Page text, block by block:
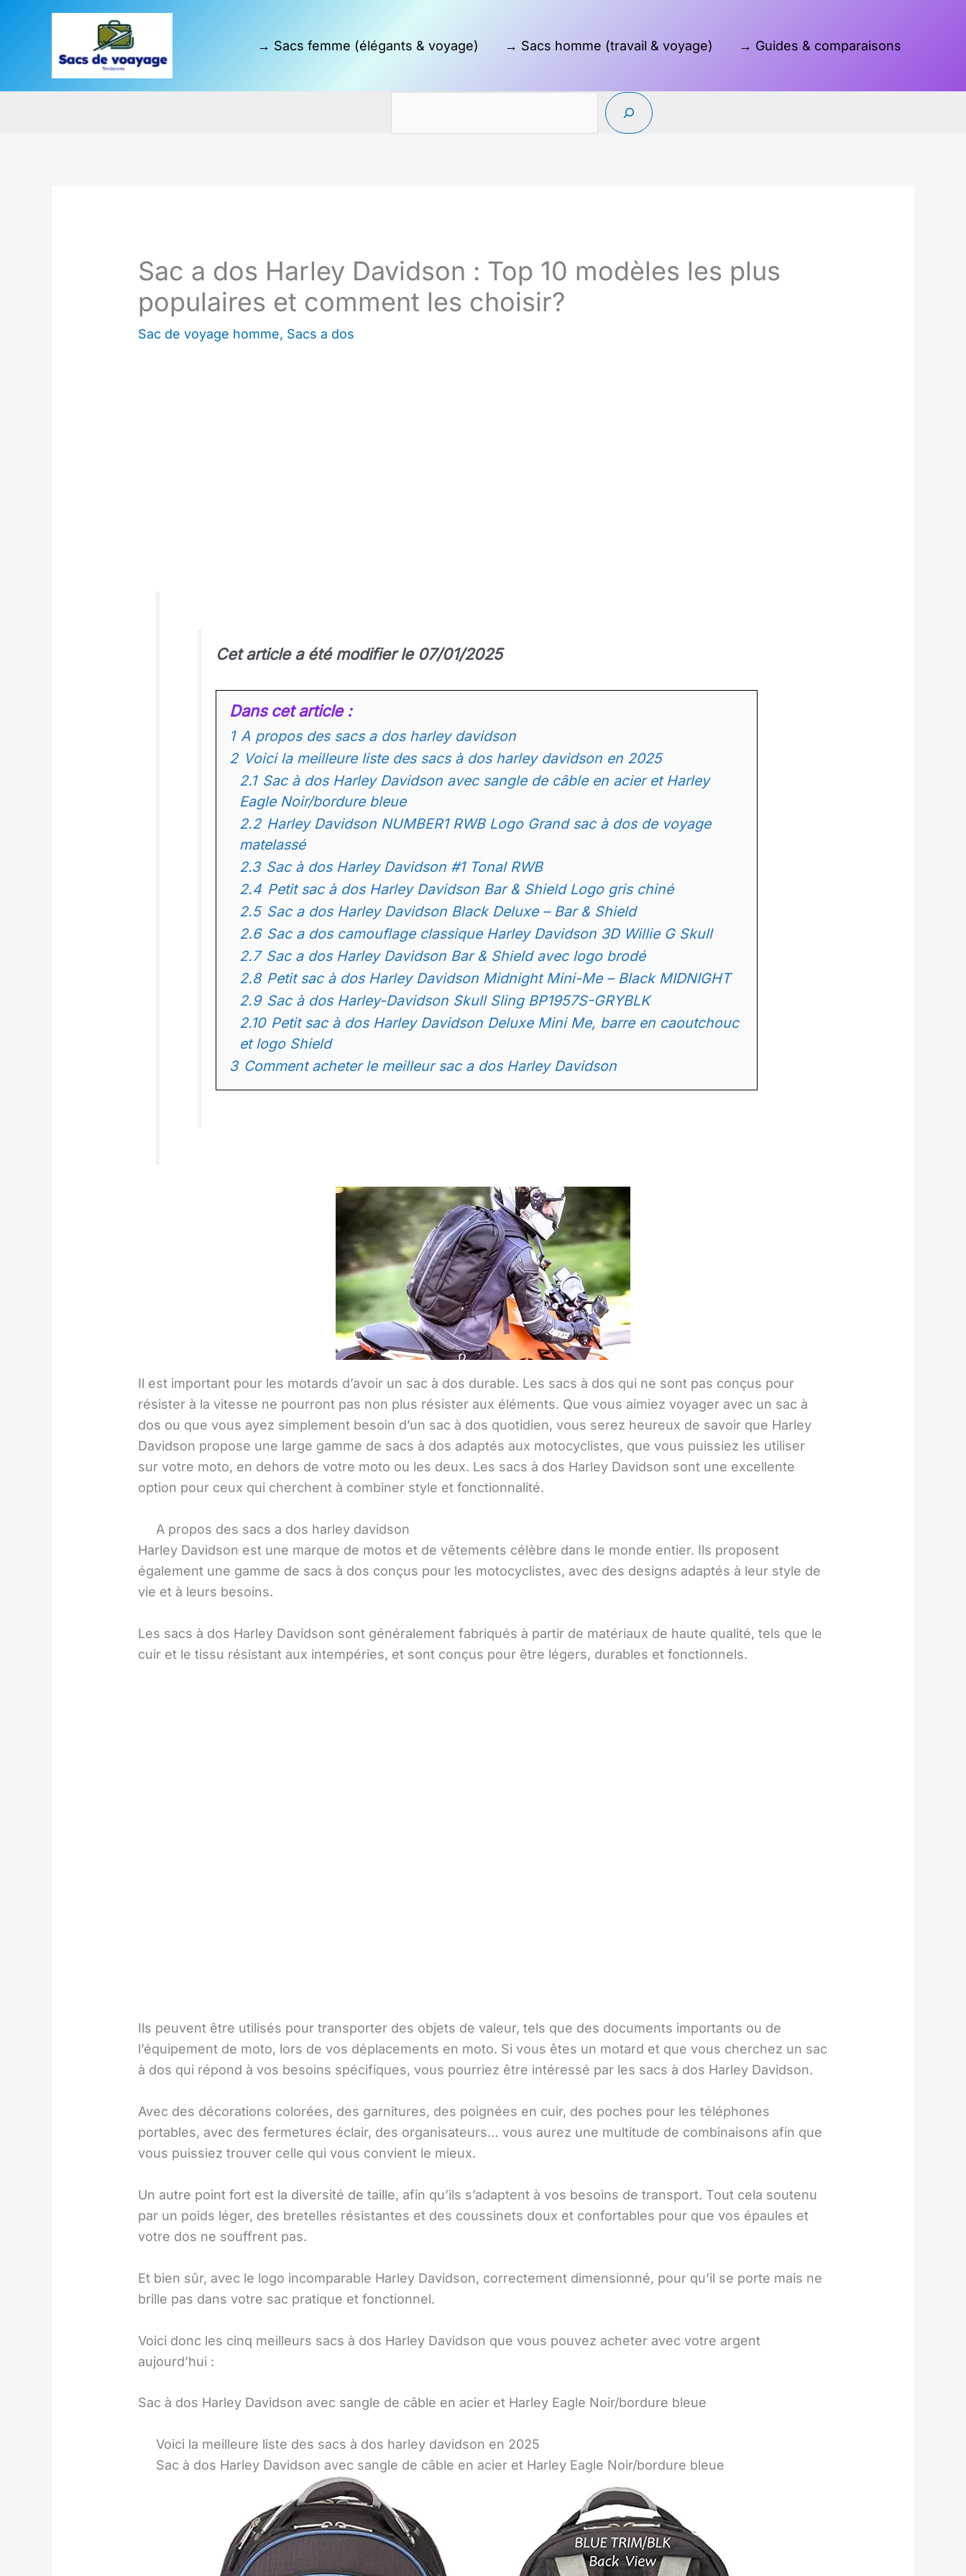
→ Sacs femme (élégants & voyage) → Sacs homme (travail & voyage) → Guides & comparaisons
Sac a dos Harley Davidson : Top 10 modèles les plus
populaires et comment les choisir?
Sac de voyage homme, Sacs a dos
Cet article a été modifier le 07/01/2025
Dans cet article :
1 A propos des sacs a dos harley davidson
2 Voici la meilleure liste des sacs à dos harley davidson en 2025
2.1 Sac à dos Harley Davidson avec sangle de câble en acier et Harley
Eagle Noir/bordure bleue
2.2 Harley Davidson NUMBER1 RWB Logo Grand sac à dos de voyage
matelassé
2.3 Sac à dos Harley Davidson #1 Tonal RWB
2.4 Petit sac à dos Harley Davidson Bar & Shield Logo gris chiné
2.5 Sac a dos Harley Davidson Black Deluxe – Bar & Shield
2.6 Sac a dos camouflage classique Harley Davidson 3D Willie G Skull
2.7 Sac a dos Harley Davidson Bar & Shield avec logo brodé
2.8 Petit sac à dos Harley Davidson Midnight Mini-Me – Black MIDNIGHT
2.9 Sac à dos Harley-Davidson Skull Sling BP1957S-GRYBLK
2.10 Petit sac à dos Harley Davidson Deluxe Mini Me, barre en caoutchouc
et logo Shield
3 Comment acheter le meilleur sac a dos Harley Davidson
Il est important pour les motards d’avoir un sac à dos durable. Les sacs à dos qui ne sont pas conçus pour
résister à la vitesse ne pourront pas non plus résister aux éléments. Que vous aimiez voyager avec un sac à
dos ou que vous ayez simplement besoin d’un sac à dos quotidien, vous serez heureux de savoir que Harley
Davidson propose une large gamme de sacs à dos adaptés aux motocyclistes, que vous puissiez les utiliser
sur votre moto, en dehors de votre moto ou les deux. Les sacs à dos Harley Davidson sont une excellente
option pour ceux qui cherchent à combiner style et fonctionnalité.
A propos des sacs a dos harley davidson
Harley Davidson est une marque de motos et de vêtements célèbre dans le monde entier. Ils proposent
également une gamme de sacs à dos conçus pour les motocyclistes, avec des designs adaptés à leur style de
vie et à leurs besoins.
Les sacs à dos Harley Davidson sont généralement fabriqués à partir de matériaux de haute qualité, tels que le
cuir et le tissu résistant aux intempéries, et sont conçus pour être légers, durables et fonctionnels.
Ils peuvent être utilisés pour transporter des objets de valeur, tels que des documents importants ou de
l’équipement de moto, lors de vos déplacements en moto. Si vous êtes un motard et que vous cherchez un sac
à dos qui répond à vos besoins spécifiques, vous pourriez être intéressé par les sacs à dos Harley Davidson.
Avec des décorations colorées, des garnitures, des poignées en cuir, des poches pour les téléphones
portables, avec des fermetures éclair, des organisateurs… vous aurez une multitude de combinaisons afin que
vous puissiez trouver celle qui vous convient le mieux.
Un autre point fort est la diversité de taille, afin qu’ils s’adaptent à vos besoins de transport. Tout cela soutenu
par un poids léger, des bretelles résistantes et des coussinets doux et confortables pour que vos épaules et
votre dos ne souffrent pas.
Et bien sûr, avec le logo incomparable Harley Davidson, correctement dimensionné, pour qu’il se porte mais ne
brille pas dans votre sac pratique et fonctionnel.
Voici donc les cinq meilleurs sacs à dos Harley Davidson que vous pouvez acheter avec votre argent
aujourd’hui :
Sac à dos Harley Davidson avec sangle de câble en acier et Harley Eagle Noir/bordure bleue
Voici la meilleure liste des sacs à dos harley davidson en 2025
Sac à dos Harley Davidson avec sangle de câble en acier et Harley Eagle Noir/bordure bleue